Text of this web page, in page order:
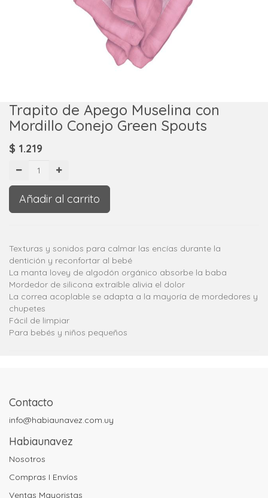
Trapito de Apego Muselina con
Mordillo Conejo Green Spouts
$ 1.219
Añadir al carrito
Texturas y sonidos para calmar las encías durante la
dentición y reconfortar al bebé
La manta lovey de algodón orgánico absorbe la baba
Mordedor de silicona extraíble alivia el dolor
La correa acoplable se adapta a la mayoría de mordedores y
chupetes
Fácil de limpiar
Para bebés y niños pequeños
Contacto
info@habiaunavez.com.uy
Habiaunavez
Nosotros
Compras I Envíos
Ventas Mayoristas